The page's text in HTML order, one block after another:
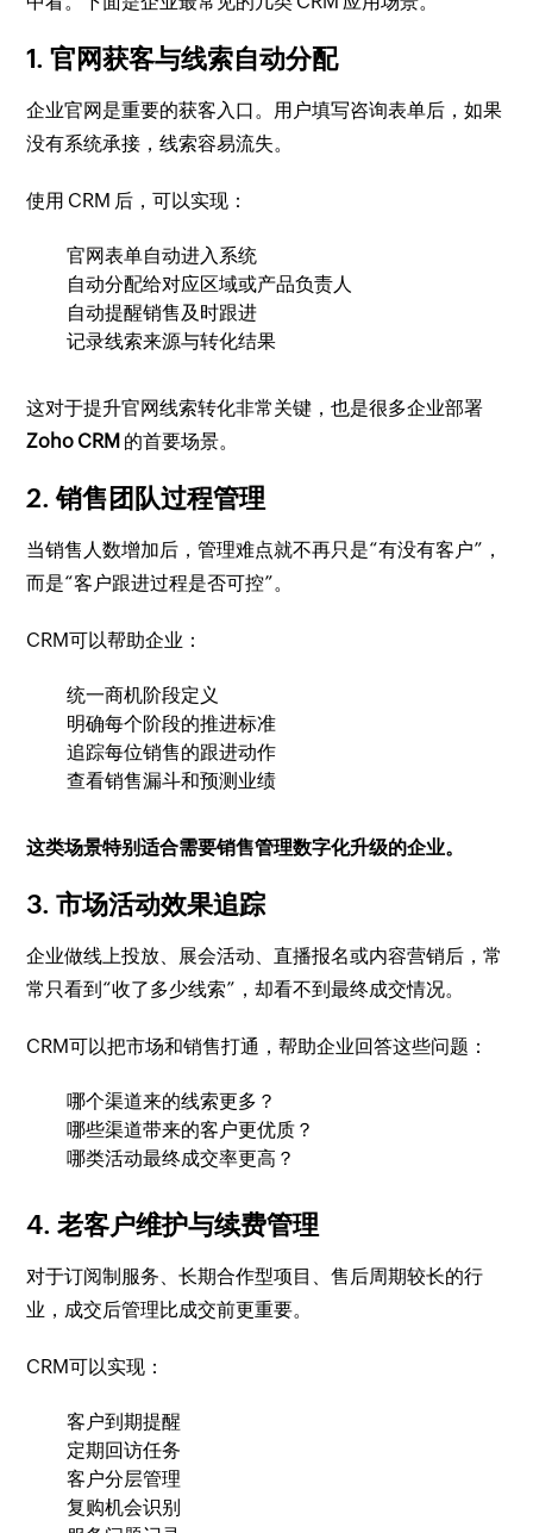
1. 官网获客与线索自动分配
企业官网是重要的获客入口。用户填写咨询表单后，如果
没有系统承接，线索容易流失。
使用 CRM 后，可以实现：
官网表单自动进入系统
自动分配给对应区域或产品负责人
自动提醒销售及时跟进
记录线索来源与转化结果
这对于提升官网线索转化非常关键，也是很多企业部署
Zoho CRM 的首要场景。
2. 销售团队过程管理
当销售人数增加后，管理难点就不再只是“有没有客户”，
而是“客户跟进过程是否可控”。
CRM可以帮助企业：
统一商机阶段定义
明确每个阶段的推进标准
追踪每位销售的跟进动作
查看销售漏斗和预测业绩
这类场景特别适合需要销售管理数字化升级的企业。
3. 市场活动效果追踪
企业做线上投放、展会活动、直播报名或内容营销后，常
常只看到“收了多少线索”，却看不到最终成交情况。
CRM可以把市场和销售打通，帮助企业回答这些问题：
哪个渠道来的线索更多？
哪些渠道带来的客户更优质？
哪类活动最终成交率更高？
4. 老客户维护与续费管理
对于订阅制服务、长期合作型项目、售后周期较长的行
业，成交后管理比成交前更重要。
CRM可以实现：
客户到期提醒
定期回访任务
客户分层管理
复购机会识别